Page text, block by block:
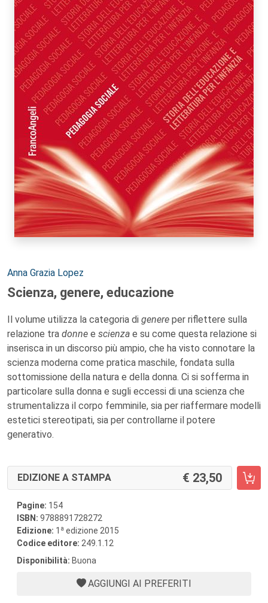
Autori:
Anna Grazia Lopez
Scienza, genere, educazione
Il volume utilizza la categoria di genere per riflettere sulla
relazione tra donne e scienza e su come questa relazione si
inserisca in un discorso più ampio, che ha visto connotare la
scienza moderna come pratica maschile, fondata sulla
sottomissione della natura e della donna. Ci si sofferma in
particolare sulla donna e sugli eccessi di una scienza che
strumentalizza il corpo femminile, sia per riaffermare modelli
estetici stereotipati, sia per controllarne il potere
generativo.
EDIZIONE A STAMPA 23,50
Pagine: 154
ISBN: 9788891728272
Edizione: 1 a edizione 2015
Codice editore: 249.1.12
Disponibilità: Buona
AGGIUNGI AI PREFERITI